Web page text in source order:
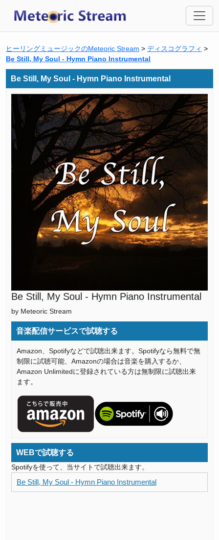
ヒーリングミュージックのMeteoric Stream > ディスコグラフィ >
Be Still, My Soul - Hymn Piano Instrumental
Be Still, My Soul - Hymn Piano Instrumental
Be Still, My Soul - Hymn Piano Instrumental
by Meteoric Stream
音楽配信サービスで試聴する
Amazon、Spotifyなどで試聴出来ます。Spotifyなら無料で無
制限に試聴可能、Amazonの場合は音楽を購入するか、
Amazon Unlimitedに登録されている方は無制限に試聴出来
ます。
WEBで試聴する
Spotifyを使って、当サイトで試聴出来ます。
Be Still, My Soul - Hymn Piano Instrumental